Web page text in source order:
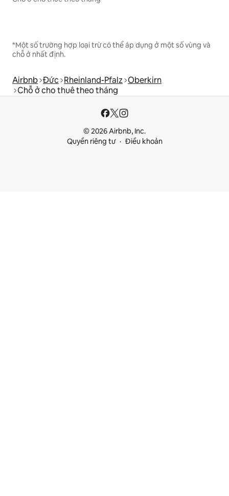
*Một số trường hợp loại trừ có thể áp dụng ở một số vùng và
chỗ ở nhất định.
Airbnb Đức Rheinland-Pfalz Oberkirn
Chỗ ở cho thuê theo tháng
© 2026 Airbnb, Inc.
Quyền riêng tư
Điều khoản